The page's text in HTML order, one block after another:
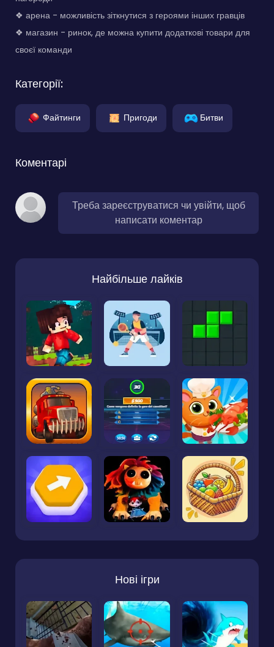
❖ арена - можливість зіткнутися з героями інших гравців
❖ магазин - ринок, де можна купити додаткові товари для
своєї команди
Категорії:
Файтинги Пригоди Битви
Коментарі
Треба зареєструватися чи увійти, щоб
написати коментар
Найбільше лайків
Нові ігри